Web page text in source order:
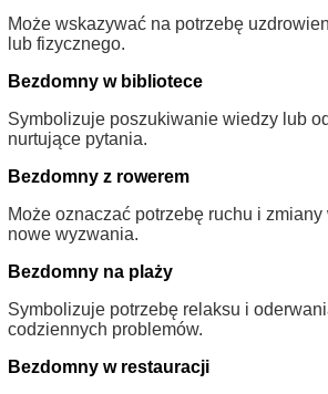
Może wskazywać na potrzebę
lub fizycznego.
Bezdomny w bibliotece
Symbolizuje poszukiwanie wiedzy lub
nurtujące pytania.
Bezdomny z rowerem
Może oznaczać potrzebę ruchu i
nowe wyzwania.
Bezdomny na plaży
Symbolizuje potrzebę relaksu i
codziennych problemów.
Bezdomny w restauracji